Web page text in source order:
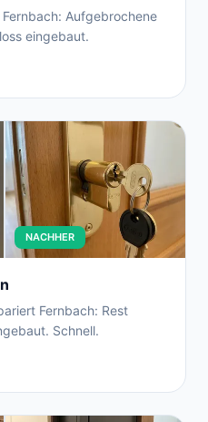
Aufgebrochene
eingebaut.
NACHHER
Fernbach: Rest
Schnell.